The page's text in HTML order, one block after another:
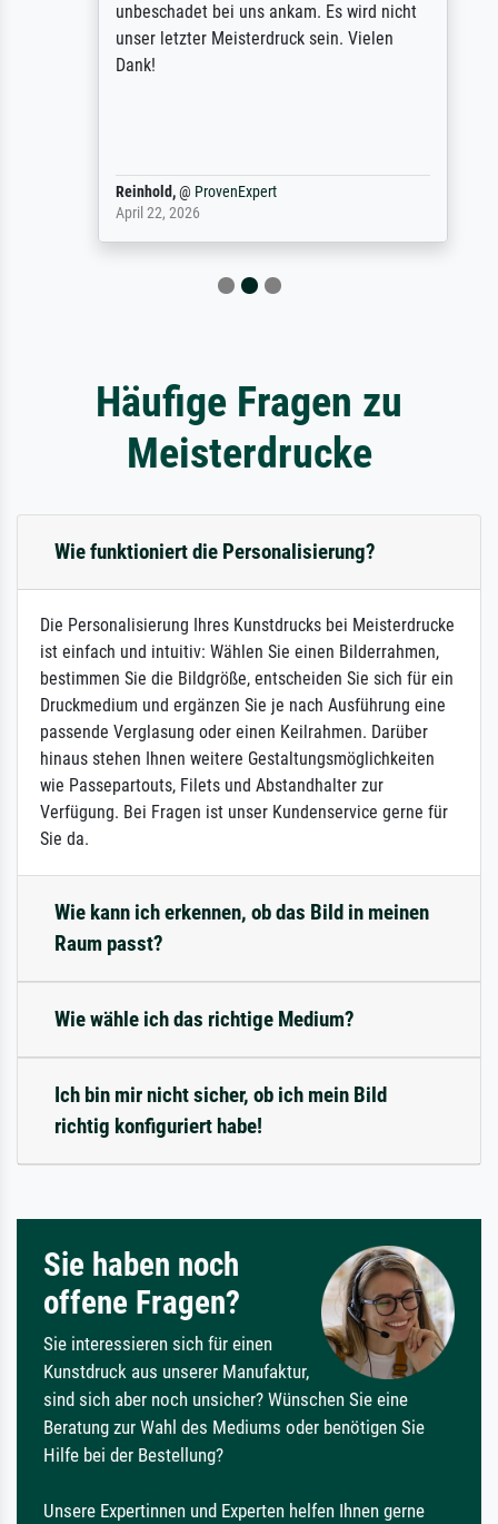
unbeschadet bei uns ankam. Es wird nicht
unser letzter Meisterdruck sein. Vielen
Dank!
Reinhold,@ProvenExpert
April 22, 2026
Häufige Fragen zu
Meisterdrucke
Wie funktioniert die Personalisierung?
Die Personalisierung Ihres Kunstdrucks bei Meisterdrucke
ist einfach und intuitiv: Wählen Sie einen Bilderrahmen,
bestimmen Sie die Bildgröße, entscheiden Sie sich für ein
Druckmedium und ergänzen Sie je nach Ausführung eine
passende Verglasung oder einen Keilrahmen. Darüber
hinaus stehen Ihnen weitere Gestaltungsmöglichkeiten
wie Passepartouts, Filets und Abstandhalter zur
Verfügung. Bei Fragen ist unser Kundenservice gerne für
Sie da.
Wie kann ich erkennen, ob das Bild in meinen
Raum passt?
Wie wähle ich das richtige Medium?
Ich bin mir nicht sicher, ob ich mein Bild
richtig konfiguriert habe!
Sie haben noch
offene Fragen?
Sie interessieren sich für einen
Kunstdruck aus unserer Manufaktur,
sind sich aber noch unsicher? Wünschen Sie eine
Beratung zur Wahl des Mediums oder benötigen Sie
Hilfe bei der Bestellung?
Unsere Expertinnen und Experten helfen Ihnen gerne